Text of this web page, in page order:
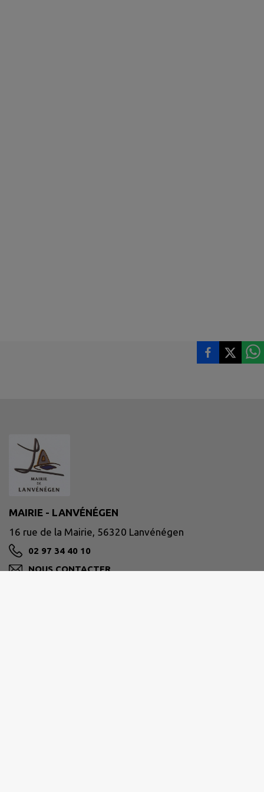
MAIRIE - LANVÉNÉGEN
16 rue de la Mairie, 56320 Lanvénégen
02 97 34 40 10
NOUS CONTACTER